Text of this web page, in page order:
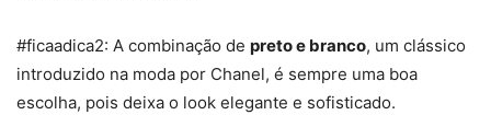
#ficaadica2: A combinação de preto e branco, um clássico
introduzido na moda por Chanel, é sempre uma boa
escolha, pois deixa o look elegante e sofisticado.